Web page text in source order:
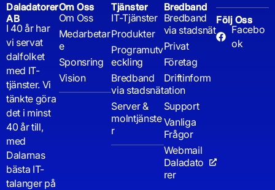
Daladatorer
AB
I 40 år har
vi servat
dalfolket
med IT-
tjänster. Vi
tänkte göra
det i minst
40 år till,
med
Dalarnas
bästa IT-
talanger på
Om Oss
Om Oss
Medarbetar
e
Sponsring
Vision
Tjänster
IT-Tjänster
Produkter
Programutv
eckling
Bredband
via stadsnät
Server &
molntjänste
r
Bredband
Bredband
via stadsnät
Privat
Företag
Driftinform
ation
Support
Vanliga
Frågor
Webmail
Daladato
rer
Följ Oss
Facebo
ok